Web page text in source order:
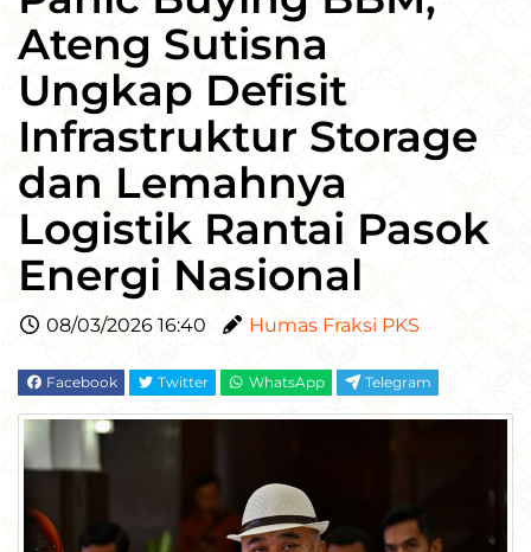
Ateng Sutisna
Ungkap Defisit
Infrastruktur Storage
dan Lemahnya
Logistik Rantai Pasok
Energi Nasional
08/03/2026 16:40 Humas Fraksi PKS
Facebook Twitter WhatsApp Telegram